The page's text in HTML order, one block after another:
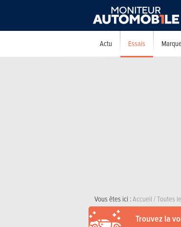
Actu Essais
Vous êtes ici :Accueil/Toutes
Trouvez la